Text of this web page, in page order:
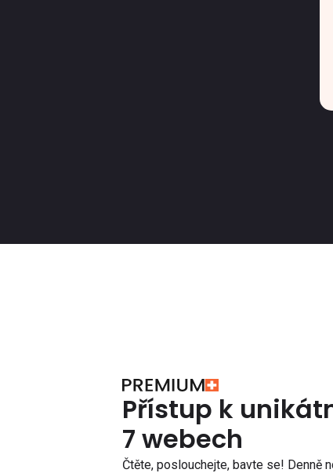
Přístup k
7 webech
Čtěte, poslouchejte, bavte se! Denně